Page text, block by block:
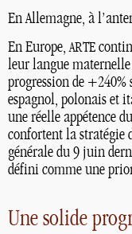
En Allemagne, à
En Europe,ARTE
leur langue maternelle
progression de
espagnol, polonais et
une réelle appétence
confortent la stratégie
générale du 9 juin
défini comme une
Une solide